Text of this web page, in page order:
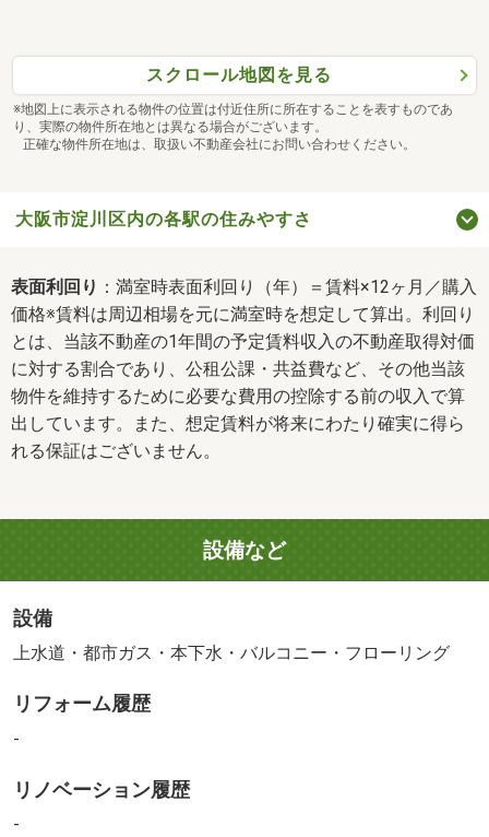
スクロール地図を見る
※地図上に表示される物件の位置は付近住所に所在することを表すものであ
り、実際の物件所在地とは異なる場合がございます。
正確な物件所在地は、取扱い不動産会社にお問い合わせください。
大阪市淀川区内の各駅の住みやすさ
表面利回り ：満室時表面利回り（年）＝賃料×12ヶ月／購入
価格※賃料は周辺相場を元に満室時を想定して算出。利回り
とは、当該不動産の1年間の予定賃料収入の不動産取得対価
に対する割合であり、公租公課・共益費など、その他当該
物件を維持するために必要な費用の控除する前の収入で算
出しています。また、想定賃料が将来にわたり確実に得ら
れる保証はございません。
設備など
設備
上水道・都市ガス・本下水・バルコニー・フローリング
リフォーム履歴
-
リノベーション履歴
-